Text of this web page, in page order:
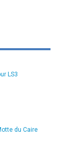
LS3
du Caire